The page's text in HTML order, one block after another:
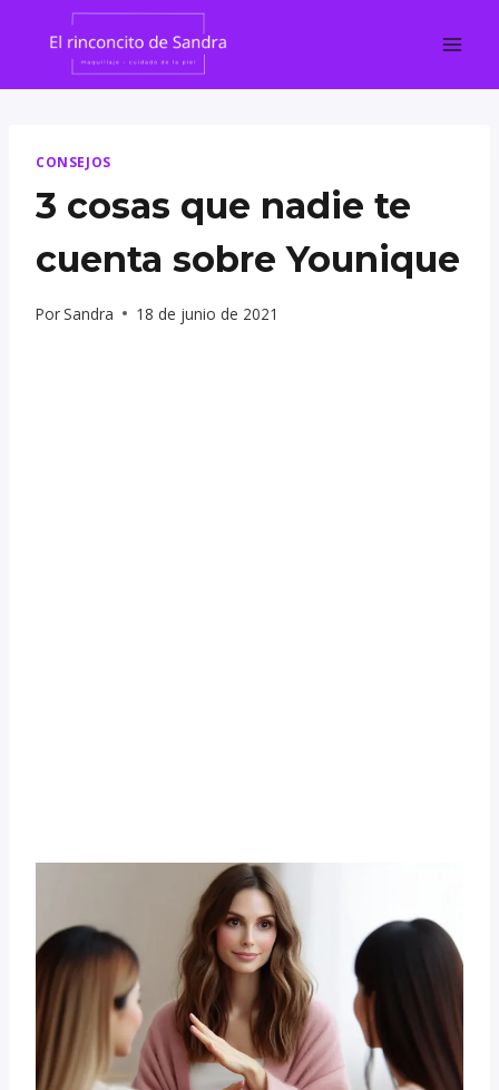
contenido
CONSEJOS
3 cosas que nadie te
cuenta sobre Younique
PorSandra 18 de junio de 2021